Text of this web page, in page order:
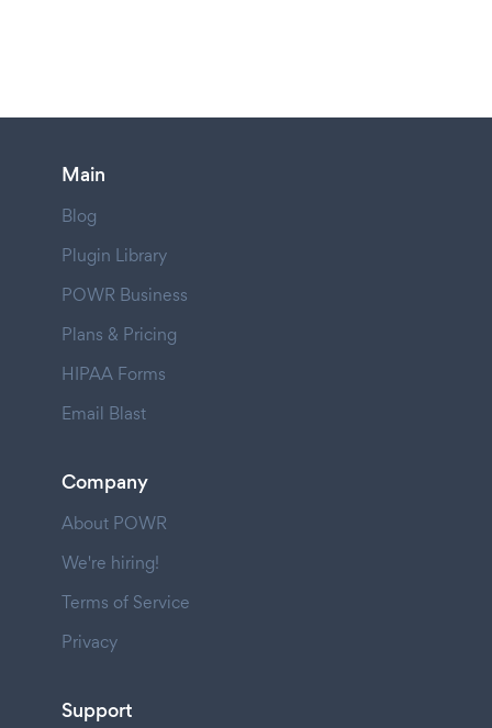
Main
Blog
Plugin Library
POWR Business
Plans & Pricing
HIPAA Forms
Email Blast
Company
About POWR
We're hiring!
Terms of Service
Privacy
Support